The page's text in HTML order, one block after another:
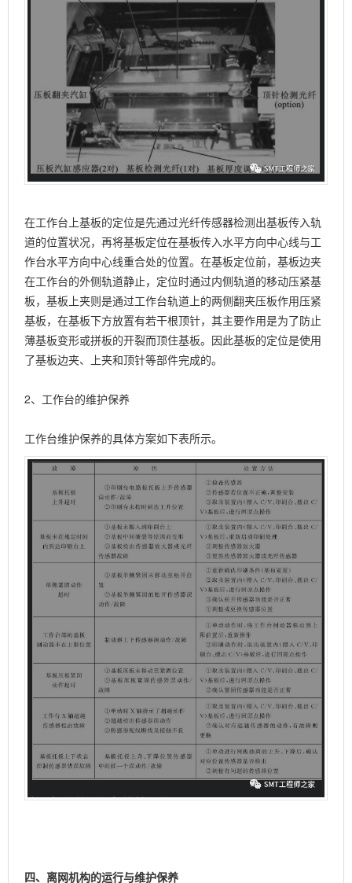
在工作台上基板的定位是先通过光纤传感器检测出基板传入轨
道的位置状况，再将基板定位在基板传入水平方向中心线与工
作台水平方向中心线重合处的位置。在基板定位前，基板边夹
在工作台的外侧轨道静止，定位时通过内侧轨道的移动压紧基
板，基板上夹则是通过工作台轨道上的两侧翻夹压板作用压紧
基板，在基板下方放置有若干根顶针，其主要作用是为了防止
薄基板变形或拼板的开裂而顶住基板。因此基板的定位是使用
了基板边夹、上夹和顶针等部件完成的。
2、工作台的维护保养
工作台维护保养的具体方案如下表所示。
四、离网机构的运行与维护保养